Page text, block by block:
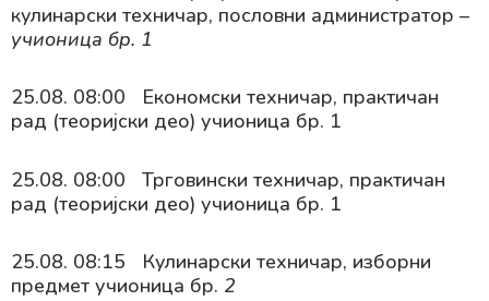
кулинарски техничар, пословни администратор –
учионица бр. 1
25.08. 08:00 Економски техничар, практичан
рад (теоријски део) учионица бр. 1
25.08. 08:00 Трговински техничар, практичан
рад (теоријски део) учионица бр. 1
25.08. 08:15 Кулинарски техничар, изборни
предмет учионица бр. 2